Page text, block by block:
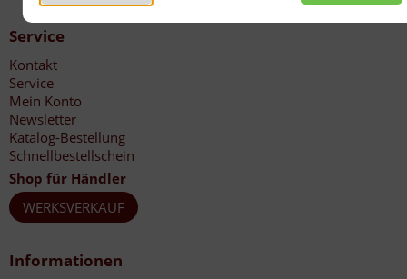
Service
Kontakt
Service
Mein Konto
Newsletter
Katalog-Bestellung
Schnellbestellschein
Shop für Händler
WERKSVERKAUF
Informationen